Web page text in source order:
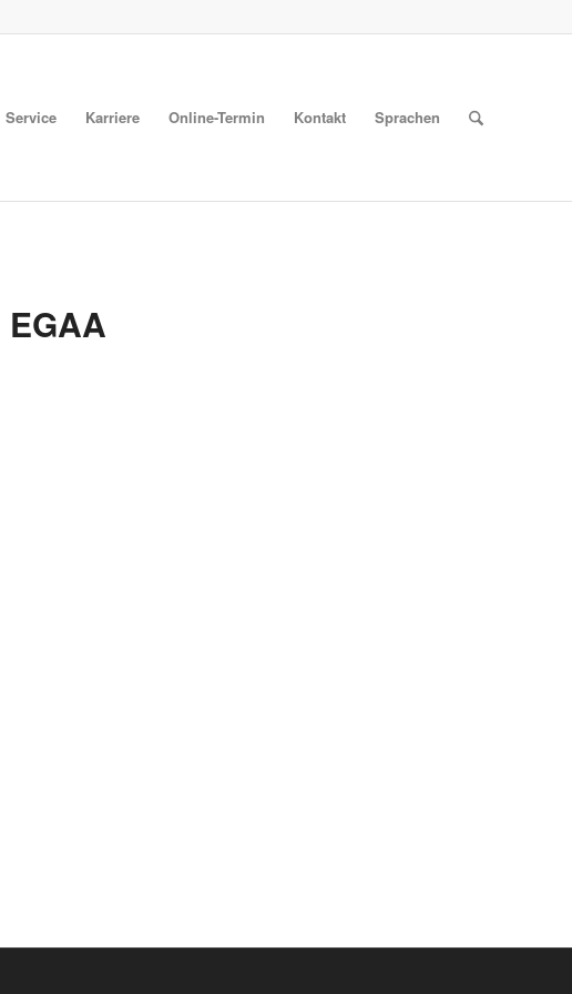
Service Karriere Online-Termin Kontakt Sprachen
EGAA